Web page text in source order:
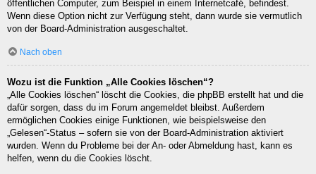
öffentlichen Computer, zum Beispiel in einem Internetcafé, befindest.
Wenn diese Option nicht zur Verfügung steht, dann wurde sie vermutlich
von der Board-Administration ausgeschaltet.
Nach oben
Wozu ist die Funktion „Alle Cookies löschen“?
„Alle Cookies löschen“ löscht die Cookies, die phpBB erstellt hat und die
dafür sorgen, dass du im Forum angemeldet bleibst. Außerdem
ermöglichen Cookies einige Funktionen, wie beispielsweise den
„Gelesen“-Status – sofern sie von der Board-Administration aktiviert
wurden. Wenn du Probleme bei der An- oder Abmeldung hast, kann es
helfen, wenn du die Cookies löscht.